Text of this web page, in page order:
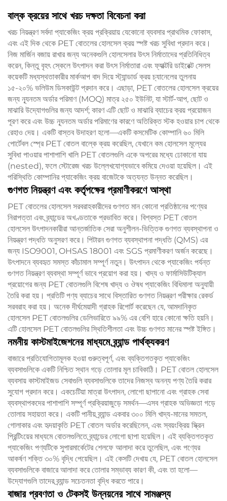
বাল্ক ক্রয়ের সাথে খরচ দক্ষতা বিবেচনা করা
খরচ নিয়ন্ত্রণ সর্বদা প্যাকেজিং ক্রয় প্রক্রিয়ায় যেকোনো ব্যবসার প্রাথমিক ফোকাস,
এবং এই দিক থেকে PET বোতলের হোলসেল ক্রয় স্পষ্ট খরচ সুবিধা প্রদান করে।
নিজ মার্জিন বজায় রাখার জন্য অনেকগুলি হোলসেলার উৎস নির্মাতাদের প্রতিনিধিত্ব
করেন, কিন্তু বৃহৎ স্কেলে উৎপাদন করা উৎস নির্মাতারা এবং ফ্যাক্টরি ডাইরেক্ট সেলস
কয়েকটি মধ্যস্থতাকারীর মার্কআপ বাদ দিয়ে স্ট্যান্ডার্ড ক্রয় চ্যানেলের তুলনায়
১৫-২০% ভলিউম ডিসকাউন্ট প্রদান করে। এছাড়া, PET বোতলের হোলসেল ক্রয়ের
জন্য ন্যূনতম অর্ডার পরিমাণ (MOQ) মাত্র ২৫০ ইউনিট, যা স্টার্ট-আপ, ছোট ও
মাঝারি উদ্যোগগুলির জন্য আদর্শ; কারণ এটি ছোট ও মাঝারি ব্যাচের ক্রয় প্রয়োজন
পূরণ করে এবং উচ্চ ন্যূনতম অর্ডার পরিমাণের কারণে অতিরিক্ত স্টক হওয়ার চাপ থেকে
রেহাও দেয়। একটি বাস্তব উদাহরণ হলো—একটি কসমেটিক কোম্পানি ৬০ মিলি
পোর্টেবল স্প্রে PET বোতল বাল্কে ক্রয় করেছিল, যেখানে কম হোলসেল মূল্যের
সুবিধা পাওয়ার পাশাপাশি খালি PET বোতলগুলি একে অপরের মধ্যে ঢোকানো যায়
(nested), ফলে স্টোরেজ খরচ উল্লেখযোগ্যভাবে কমিয়ে দেওয়া হয়েছিল। এই
পরিস্থিতি কোম্পানির প্যাকেজিং ক্রয় বাজেটকে অত্যন্ত উন্নত করেছিল।
গুণগত নিয়ন্ত্রণ এবং কর্তৃপক্ষের প্রমাণীকরণে আস্থা
PET বোতলের হোলসেল সরবরাহকারীদের গুণগত মান কোনো প্রতিষ্ঠানের পণ্যের
নিরাপত্তা এবং ব্র্যান্ডের অখণ্ডতাকে প্রভাবিত করে। বিশ্বস্ত PET বোতল
হোলসেল উৎপাদনকারীরা আন্তর্জাতিক সেরা অনুশীলন-ভিত্তিক গুণগত ব্যবস্থাপনা ও
নিয়ন্ত্রণ পদ্ধতি অনুসরণ করে। পিটারন গুণগত ব্যবস্থাপনা পদ্ধতি (QMS) এর
জন্য ISO9001, OHSAS 18001 এবং SGS প্রমাণীকরণ অর্জন করেছে।
উৎপাদনে ব্যবহৃত সমস্ত কাঁচামাল সম্পূর্ণ নতুন। উৎপাদন থেকে প্যাকেজিং পর্যন্ত
গুণগত নিয়ন্ত্রণ ব্যবস্থা সম্পূর্ণ ভাবে প্রয়োগ করা হয়। খাদ্য ও ফার্মাসিউটিক্যাল
প্রয়োগের জন্য PET বোতলগুলি বিশেষ খাদ্য ও ঔষধ প্যাকেজিং বিধিমালা অনুযায়ী
তৈরি করা হয়। প্রতিটি পণ্য ব্যাচের সাথে বিস্তারিত গুণগত নিয়ন্ত্রণ পরীক্ষার রেকর্ড
সরবরাহ করা হয়। অনেক দীর্ঘমেয়াদী গ্রাহক রিপোর্ট করেছেন যে, আমদানিকৃত
হোলসেল PET বোতলগুলির ডেলিভারিতে ৯৯% এর বেশি হারে কোনো ক্ষতি হয়নি।
এটি হোলসেল PET বোতলগুলির স্থিতিশীলতা এবং উচ্চ গুণগত মানের স্পষ্ট ইঙ্গিত।
নমনীয় কাস্টমাইজেশনের মাধ্যমে ব্র্যান্ড পার্থক্যকরণ
বাজারে প্রতিযোগিতামূলক হওয়া গুরুত্বপূর্ণ, এবং ব্যক্তিগতকৃত প্যাকেজিং
ব্যবসাগুলিকে একটি নিশ্চিত স্থান গড়ে তোলার মূল চাবিকাঠি। PET বোতল হোলসেল
ব্যবসায় কাস্টমাইজড সেবাগুলি ব্যবসাগুলিকে তাদের নিজস্ব অনন্য পণ্য তৈরি করার
সুযোগ প্রদান করে। একচেটিয়া মাত্রা উৎপাদন, লোগো ছাপানো এবং গ্রাহক সেবা
ব্যবস্থাপকদের পাশাপাশি সম্পূর্ণ প্রক্রিয়াজুড়ে সমর্থন—এসব গ্রাহক অভিজ্ঞতা গড়ে
তোলায় সহায়তা করে। একটি পানীয় ব্র্যান্ড একবার ৩০০ মিলি খাদ্য-মানের সমতল,
গোলাকার এবং হৃদয়াকৃতি PET বোতল অর্ডার করেছিলেন, এবং স্বয়ংক্রিয় স্ক্রিন
প্রিন্টিংয়ের মাধ্যমে বোতলগুলিতে ব্র্যান্ডের লোগো ছাপা হয়েছিল। এই ব্যক্তিগতকৃত
প্যাকেজিং পণ্যটিকে সুপারমার্কেটের শেলফে আলাদা করে তুলেছিল, এবং পণ্যের
আকর্ষণ শক্তি ৩০% বৃদ্ধি পেয়েছিল। এই কেসটি দেখায় যে, PET বোতল হোলসেল
ব্যবসাগুলিকে বাজারে আলাদা করে তোলার সম্ভাব্য কারণ কী, এবং তা হলো—
উদ্যোগগুলি তাদের ব্র্যান্ড সচেতনতা বৃদ্ধি করতে পারে।
বাজার প্রবণতা ও টেকসই উন্নয়নের সাথে সামঞ্জস্য